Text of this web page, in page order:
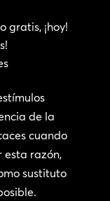
gratis, ¡hoy!
de la
cuando
esta razón,
sustituto